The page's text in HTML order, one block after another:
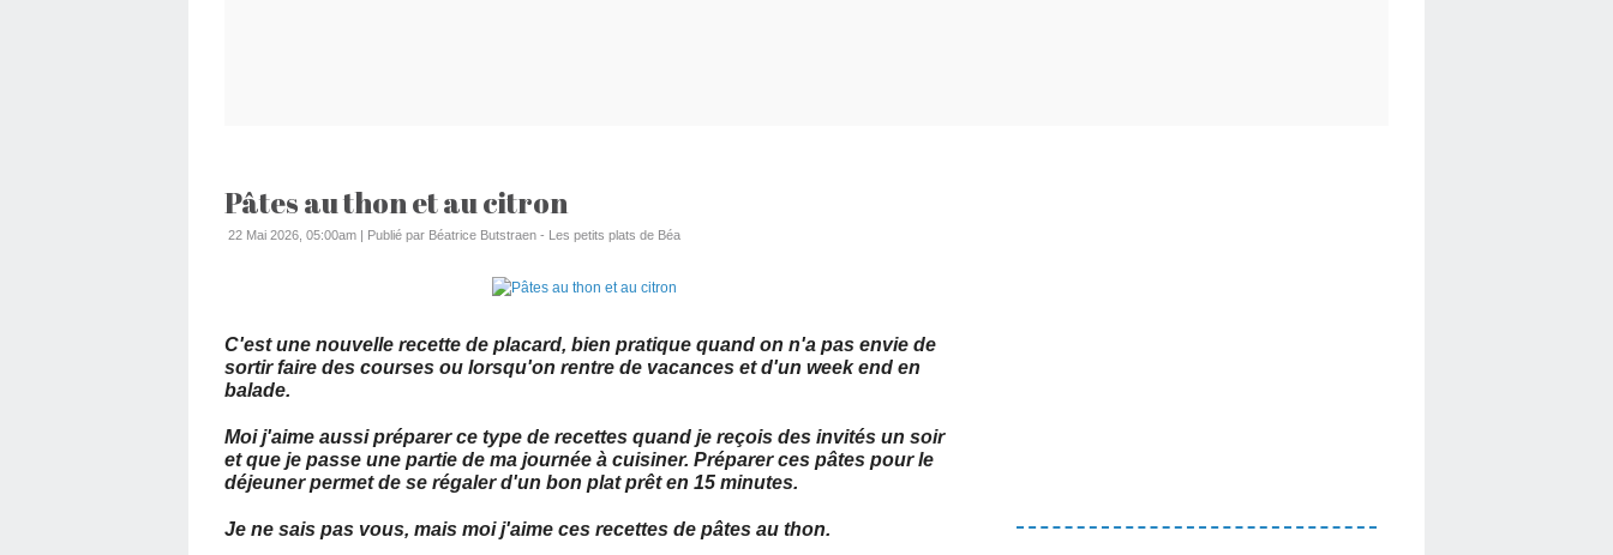
Pâtes au thon et au citron
22 Mai 2026, 05:00am | Publié par Béatrice Butstraen - Les petits plats de Béa
C'est une nouvelle recette de placard, bien pratique quand on n'a pas envie de
sortir faire des courses ou lorsqu'on rentre de vacances et d'un week end en
balade.
Moi j'aime aussi préparer ce type de recettes quand je reçois des invités un soir
et que je passe une partie de ma journée à cuisiner. Préparer ces pâtes pour le
déjeuner permet de se régaler d'un bon plat prêt en 15 minutes.
Je ne sais pas vous, mais moi j'aime ces recettes de pâtes au thon.